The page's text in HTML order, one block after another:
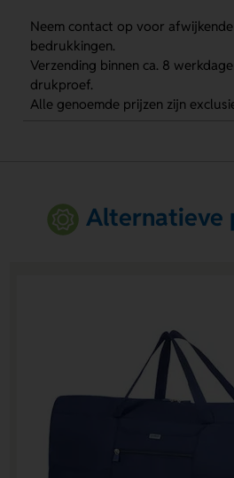
Neem contact op voor
bedrukkingen.
Verzending binnen ca. 8
drukproef.
Alle genoemde prijzen zijn
Alternatieve